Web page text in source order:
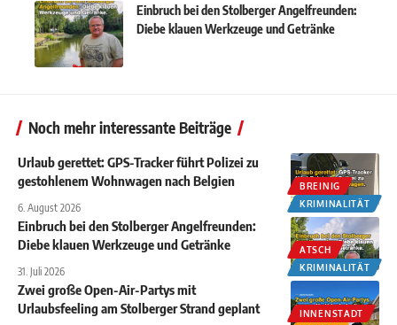
Einbruch bei den Stolberger Angelfreunden:
Diebe klauen Werkzeuge und Getränke
Noch mehr interessante Beiträge
BREINIG
KRIMINALITÄT
Urlaub gerettet: GPS-Tracker führt Polizei zu
gestohlenem Wohnwagen nach Belgien
6. August 2026
ATSCH
KRIMINALITÄT
Einbruch bei den Stolberger Angelfreunden:
Diebe klauen Werkzeuge und Getränke
31. Juli 2026
INNENSTADT
Zwei große Open-Air-Partys mit
Urlaubsfeeling am Stolberger Strand geplant